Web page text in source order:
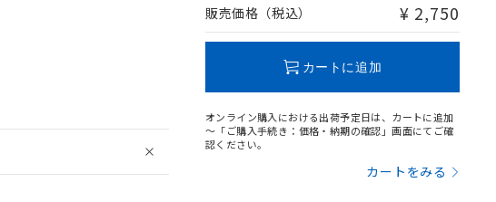
販売価格（税込） ¥ 2,750
カートに追加
オンライン購入における出荷予定日は、カートに追加
～「ご購入手続き：価格・納期の確認」画面にてご確
認ください。
カートをみる